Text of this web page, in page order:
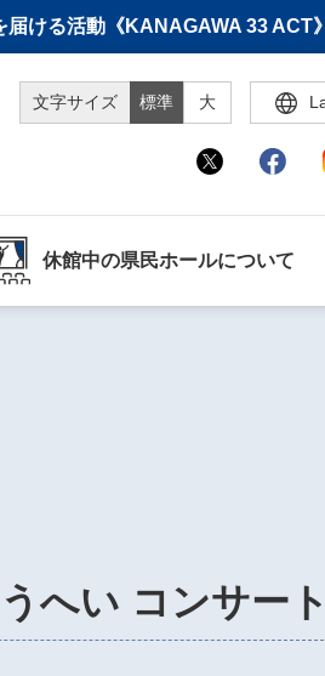
ける活動《KANAGAWA 33 ACT
文字サイズ 標準 大
休館中の県民ホールについて
へい コンサー